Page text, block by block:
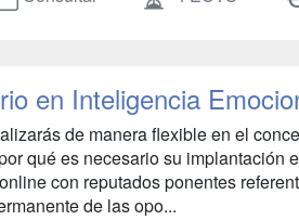
en Inteligencia
de manera flexible en el
qué es necesario su implantación
con reputados ponentes
de las opo...